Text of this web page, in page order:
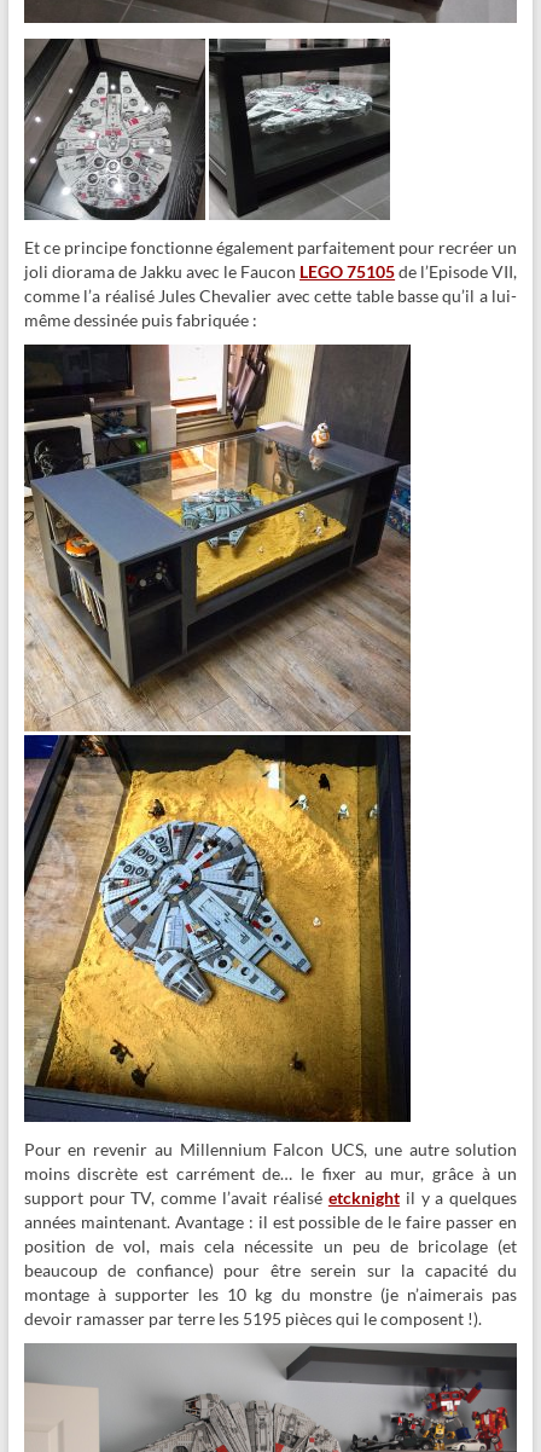
Et ce principe fonctionne également parfaitement pour recréer un
joli diorama de Jakku avec le Faucon LEGO 75105de l’Episode VII,
comme l’a réalisé Jules Chevalier avec cette table basse qu’il a lui-
mêmedessinée puis fabriquée:
Pour en revenir au Millennium Falcon UCS, une autre solution
moins discrète est carrément de… le fixer au mur, grâce à un
support pour TV, comme l’avait réalisé etcknightil y a quelques
années maintenant. Avantage : il est possible de le faire passer en
position de vol, mais cela nécessite un peu de bricolage (et
beaucoup de confiance) pour être serein sur la capacité du
montage à supporter les 10 kg du monstre (je n’aimerais pas
devoir ramasser par terre les 5195 pièces qui le composent !).